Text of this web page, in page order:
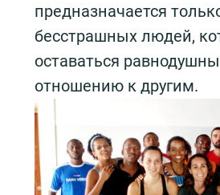
предназначается
бесстрашных людей,
оставаться
отношению к другим.